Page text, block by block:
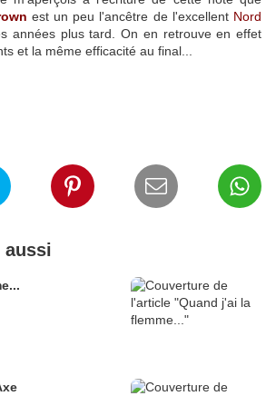
est un peu l'ancêtre de l'excellent Nord
années plus tard. On en retrouve en effet
et la même efficacité au final...
aussi